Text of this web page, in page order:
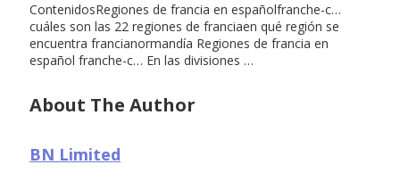
ContenidosRegiones de francia en españolfranche-c…
cuáles son las 22 regiones de franciaen qué región se
encuentra francianormandía Regiones de francia en
español franche-c… En las divisiones …
About The Author
BN Limited